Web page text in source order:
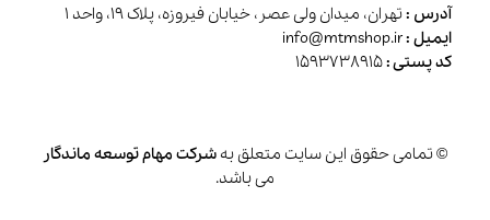
آدرس :تهران، میدان ولی عصر، خیابان فیروزه، پلاک 19، واحد 1
ایمیل :
کد پستی :
© تمامی حقوق این سایت متعلق به شرکت مهام توسعه ماندگار
می باشد.